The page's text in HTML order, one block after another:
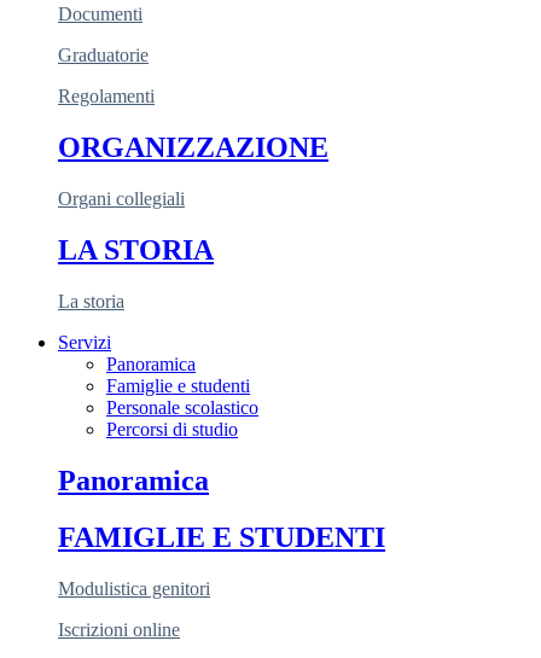
Documenti
Graduatorie
Regolamenti
ORGANIZZAZIONE
Organi collegiali
LA STORIA
La storia
Servizi
Panoramica
Famiglie e studenti
Personale scolastico
Percorsi di studio
Panoramica
FAMIGLIE E STUDENTI
Modulistica genitori
Iscrizioni online